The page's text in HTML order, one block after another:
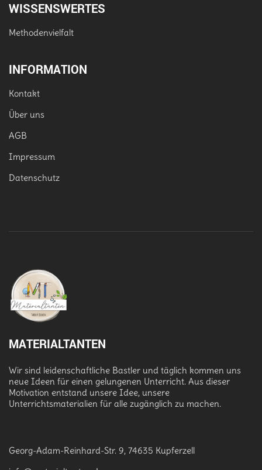
WISSENSWERTES
Methodenvielfalt
INFORMATION
Kontakt
Über uns
AGB
Impressum
Datenschutz
MATERIALTANTEN
Wir sind leidenschaftliche Bastler und täglich kommen uns
neue Ideen für einen gelungenen Unterricht. Aus dieser
Motivation entstand unsere Idee, unsere
Unterrichtsmaterialien für alle zugänglich zu machen.
Georg-Adam-Reinhard-Str. 9, 74635 Kupferzell